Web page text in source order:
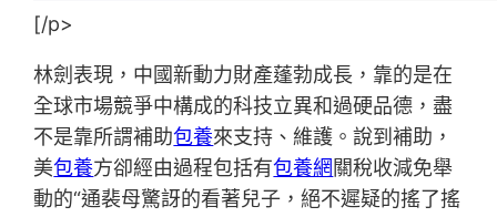
[/p>
林劍表現，中國新動力財產蓬勃成長，靠的是在
全球市場競爭中構成的科技立異和過硬品德，盡
不是靠所謂補助包養來支持、維護。說到補助，
美包養方卻經由過程包括有包養網關稅收減免舉
動的“通裴母驚訝的看著兒子，絕不遲疑的搖了搖